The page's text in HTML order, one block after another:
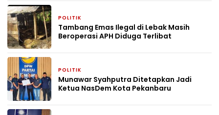
POLITIK
Tambang Emas Ilegal di Lebak Masih
Beroperasi APH Diduga Terlibat
POLITIK
Munawar Syahputra Ditetapkan Jadi
Ketua NasDem Kota Pekanbaru